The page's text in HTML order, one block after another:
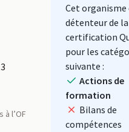
l’OF
Cet organisme
détenteur de la
certification
pour les
suivante :
Actions de
formation
Bilans de
compétences